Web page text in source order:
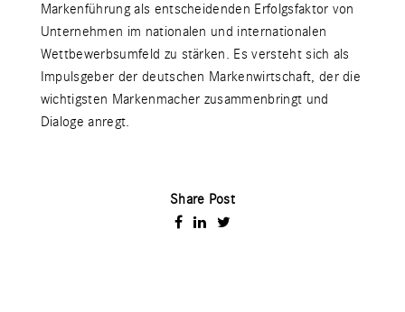
Markenführung als entscheidenden Erfolgsfaktor von
Unternehmen im nationalen und internationalen
Wettbewerbsumfeld zu stärken. Es versteht sich als
Impulsgeber der deutschen Markenwirtschaft, der die
wichtigsten Markenmacher zusammenbringt und
Dialoge anregt.
Share Post